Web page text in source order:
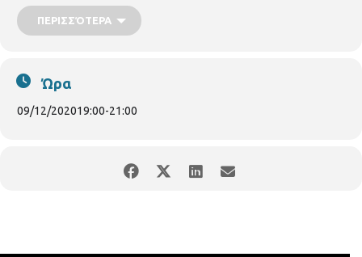
https://forms.gle/p4Vb97EmSvF2a5459
https://authgr.zoom.us/j/93006859133
ΠΕΡΙΣΣΌΤΕΡΑ
Ώρα
09/12/202019:00-21:00